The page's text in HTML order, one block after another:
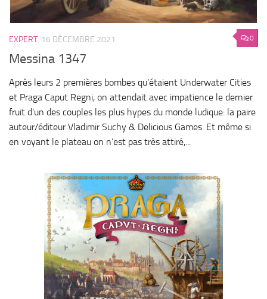
0
EXPERT 16 DÉCEMBRE 2021
Messina 1347
Après leurs 2 premières bombes qu’étaient Underwater Cities
et Praga Caput Regni, on attendait avec impatience le dernier
fruit d’un des couples les plus hypes du monde ludique: la paire
auteur/éditeur Vladimir Suchy & Delicious Games. Et même si
en voyant le plateau on n’est pas très attiré,...